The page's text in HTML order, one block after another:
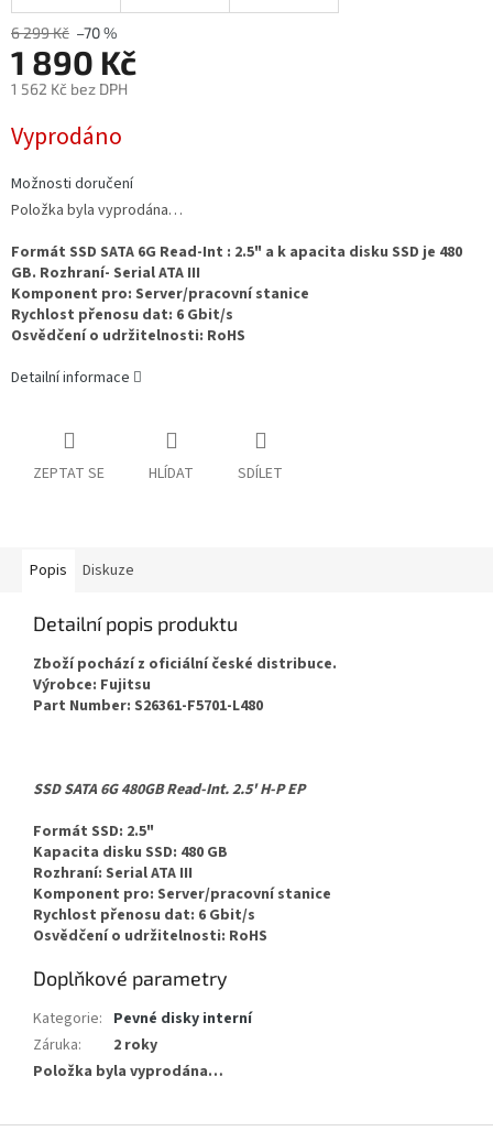
6 299 Kč –70 %
1 890 Kč
1 562 Kč bez DPH
cena:
Vyprodáno
Možnosti doručení
Položka byla vyprodána…
Formát SSD SATA 6G Read-Int : 2.5" a k apacita disku SSD je 480
GB. Rozhraní- Serial ATA III
Komponent pro: Server/pracovní stanice
Rychlost přenosu dat: 6 Gbit/s
Osvědčení o udržitelnosti: RoHS
Detailní informace
ZEPTAT SE HLÍDAT SDÍLET
Popis Diskuze
Detailní popis produktu
Zboží pochází z oficiální české distribuce.
Výrobce: Fujitsu
Part Number: S26361-F5701-L480
SSD SATA 6G 480GB Read-Int. 2.5' H-P EP
Formát SSD: 2.5"
Kapacita disku SSD: 480 GB
Rozhraní: Serial ATA III
Komponent pro: Server/pracovní stanice
Rychlost přenosu dat: 6 Gbit/s
Osvědčení o udržitelnosti: RoHS
Doplňkové parametry
Kategorie: Pevné disky interní
Záruka:
2 roky
Položka byla vyprodána…